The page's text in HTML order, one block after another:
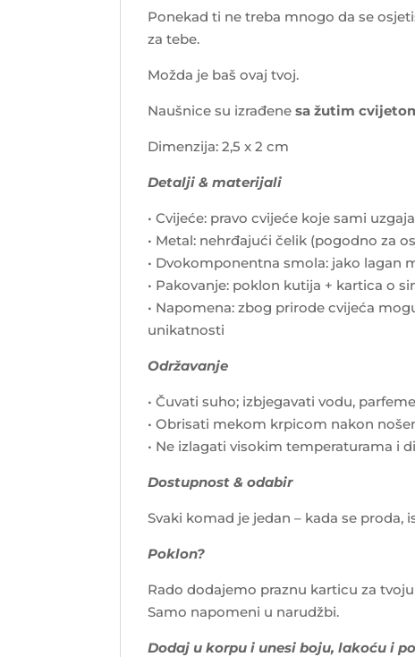
Ponekad ti ne treba mnogo da se
za tebe.
Možda je baš ovaj tvoj.
Naušnice su izrađenesa žutim
Dimenzija: 2,5 x 2 cm
Detalji & materijali
• Cvijeće: pravo cvijeće koje sami
• Metal: nehrđajući čelik (pogodno za
• Dvokomponentna smola: jako lagan
• Pakovanje: poklon kutija + kartica o
• Napomena: zbog prirode cvijeća
unikatnosti
Održavanje
• Čuvati suho; izbjegavati vodu,
• Obrisati mekom krpicom nakon
• Ne izlagati visokim temperaturama i
Dostupnost & odabir
Svaki komad je jedan – kada se proda,
Poklon?
Rado dodajemo praznu karticu za
Samo napomeni u narudžbi.
Dodaj u korpu i unesi boju, lakoću i